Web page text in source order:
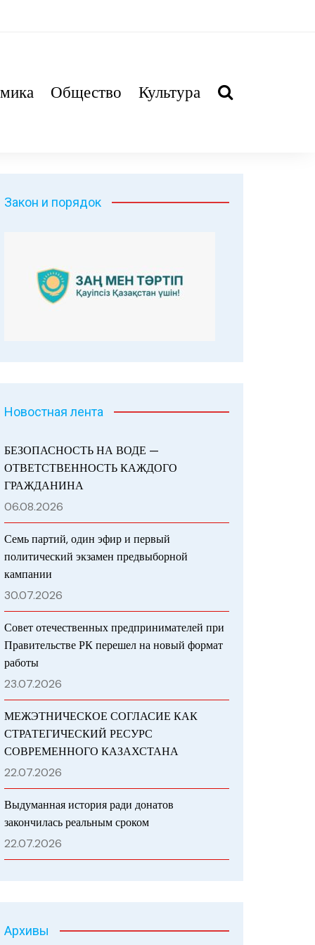
Общество Культура
Закон и порядок
Новостная лента
БЕЗОПАСНОСТЬ НА ВОДЕ —
ОТВЕТСТВЕННОСТЬ КАЖДОГО
ГРАЖДАНИНА
06.08.2026
Семь партий, один эфир и первый
политический экзамен предвыборной
кампании
30.07.2026
Совет отечественных предпринимателей при
Правительстве РК перешел на новый формат
работы
23.07.2026
МЕЖЭТНИЧЕСКОЕ СОГЛАСИЕ КАК
СТРАТЕГИЧЕСКИЙ РЕСУРС
СОВРЕМЕННОГО КАЗАХСТАНА
22.07.2026
Выдуманная история ради донатов
закончилась реальным сроком
22.07.2026
Архивы